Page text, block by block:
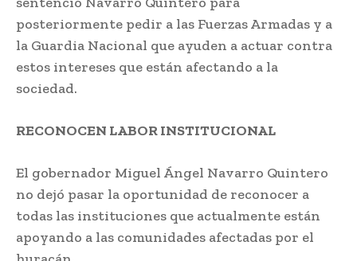
posteriormente pedir a las Fuerzas Armadas y a
la Guardia Nacional que ayuden a actuar contra
estos intereses que están afectando a la
sociedad.
RECONOCEN LABOR INSTITUCIONAL
El gobernador Miguel Ángel Navarro Quintero
no dejó pasar la oportunidad de reconocer a
todas las instituciones que actualmente están
apoyando a las comunidades afectadas por el